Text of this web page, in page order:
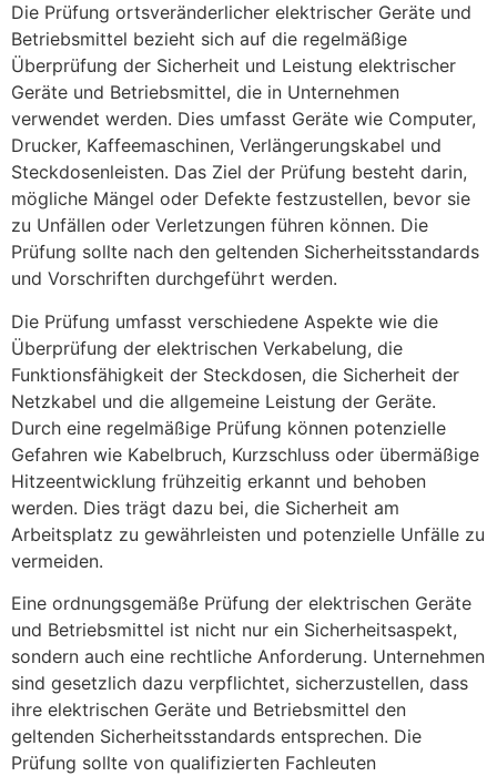
Die Prüfung ortsveränderlicher elektrischer Geräte und
Betriebsmittel bezieht sich auf die regelmäßige
Überprüfung der Sicherheit und Leistung elektrischer
Geräte und Betriebsmittel, die in Unternehmen
verwendet werden. Dies umfasst Geräte wie Computer,
Drucker, Kaffeemaschinen, Verlängerungskabel und
Steckdosenleisten. Das Ziel der Prüfung besteht darin,
mögliche Mängel oder Defekte festzustellen, bevor sie
zu Unfällen oder Verletzungen führen können. Die
Prüfung sollte nach den geltenden Sicherheitsstandards
und Vorschriften durchgeführt werden.
Die Prüfung umfasst verschiedene Aspekte wie die
Überprüfung der elektrischen Verkabelung, die
Funktionsfähigkeit der Steckdosen, die Sicherheit der
Netzkabel und die allgemeine Leistung der Geräte.
Durch eine regelmäßige Prüfung können potenzielle
Gefahren wie Kabelbruch, Kurzschluss oder übermäßige
Hitzeentwicklung frühzeitig erkannt und behoben
werden. Dies trägt dazu bei, die Sicherheit am
Arbeitsplatz zu gewährleisten und potenzielle Unfälle zu
vermeiden.
Eine ordnungsgemäße Prüfung der elektrischen Geräte
und Betriebsmittel ist nicht nur ein Sicherheitsaspekt,
sondern auch eine rechtliche Anforderung. Unternehmen
sind gesetzlich dazu verpflichtet, sicherzustellen, dass
ihre elektrischen Geräte und Betriebsmittel den
geltenden Sicherheitsstandards entsprechen. Die
Prüfung sollte von qualifizierten Fachleuten